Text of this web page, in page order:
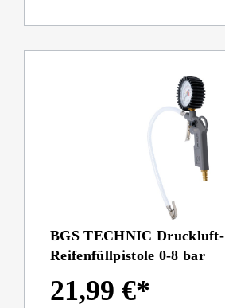
BGS TECHNIC Druckluft-
Reifenfüllpistole 0-8 bar
21,99 €*